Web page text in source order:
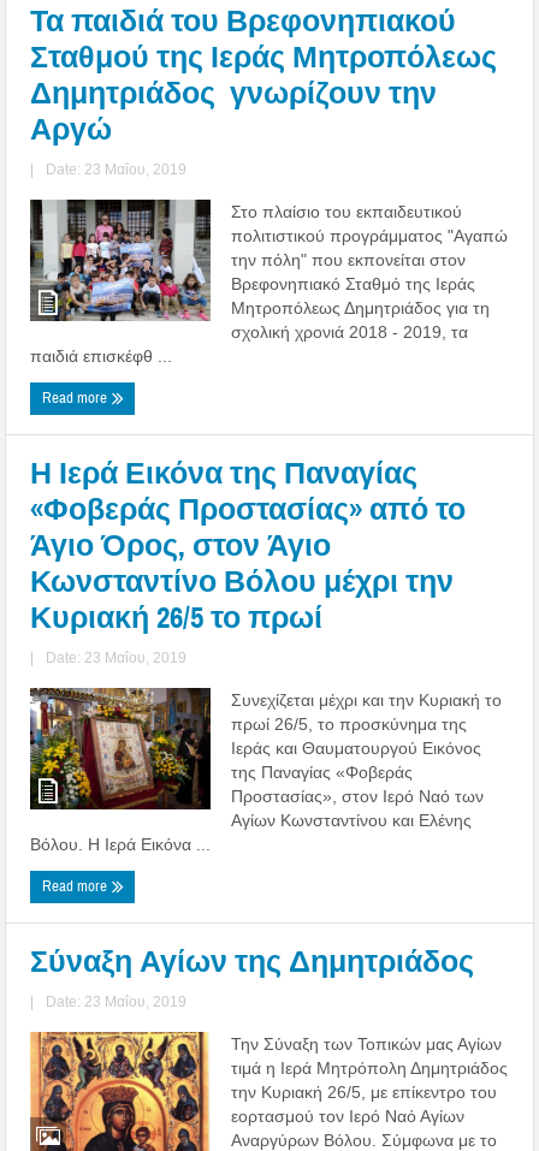
Τα παιδιά του Βρεφονηπιακού
Σταθμού της Ιεράς Μητροπόλεως
Δημητριάδος γνωρίζουν την
Αργώ
| Date: 23 Μαΐου, 2019
Στο πλαίσιο του εκπαιδευτικού
πολιτιστικού προγράμματος "Αγαπώ
την πόλη" που εκπονείται στον
Βρεφονηπιακό Σταθμό της Ιεράς
Μητροπόλεως Δημητριάδος για τη
σχολική χρονιά 2018 - 2019, τα
παιδιά επισκέφθ ...
Read more
Η Ιερά Εικόνα της Παναγίας
«Φοβεράς Προστασίας» από το
Άγιο Όρος, στον Άγιο
Κωνσταντίνο Βόλου μέχρι την
Κυριακή 26/5 το πρωί
| Date: 23 Μαΐου, 2019
Συνεχίζεται μέχρι και την Κυριακή το
πρωί 26/5, το προσκύνημα της
Ιεράς και Θαυματουργού Εικόνος
της Παναγίας «Φοβεράς
Προστασίας», στον Ιερό Ναό των
Αγίων Κωνσταντίνου και Ελένης
Βόλου. Η Ιερά Εικόνα ...
Read more
Σύναξη Αγίων της Δημητριάδος
| Date: 23 Μαΐου, 2019
Την Σύναξη των Τοπικών μας Αγίων
τιμά η Ιερά Μητρόπολη Δημητριάδος
την Κυριακή 26/5, με επίκεντρο του
εορτασμού τον Ιερό Ναό Αγίων
Αναργύρων Βόλου. Σύμφωνα με το